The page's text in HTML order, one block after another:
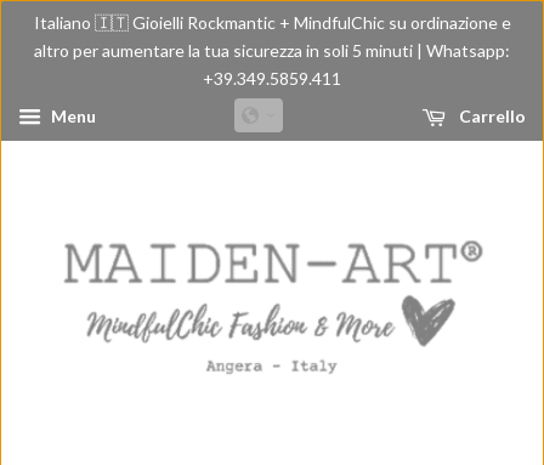
Italiano 🇮🇹 Gioielli Rockmantic + MindfulChic su ordinazione e
altro per aumentare la tua sicurezza in soli 5 minuti | Whatsapp:
+39.349.5859.411
Menu
Carrello